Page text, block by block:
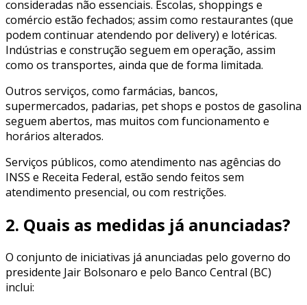
consideradas não essenciais. Escolas, shoppings e
comércio estão fechados; assim como restaurantes (que
podem continuar atendendo por delivery) e lotéricas.
Indústrias e construção seguem em operação, assim
como os transportes, ainda que de forma limitada.
Outros serviços, como farmácias, bancos,
supermercados, padarias, pet shops e postos de gasolina
seguem abertos, mas muitos com funcionamento e
horários alterados.
Serviços públicos, como atendimento nas agências do
INSS e Receita Federal, estão sendo feitos sem
atendimento presencial, ou com restrições.
2. Quais as medidas já anunciadas?
O conjunto de iniciativas já anunciadas pelo governo do
presidente Jair Bolsonaro e pelo Banco Central (BC)
inclui: